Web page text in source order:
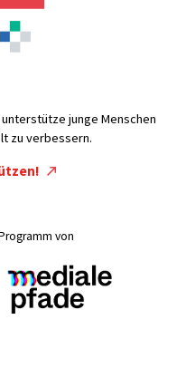
junge Menschen
zu verbessern.
von